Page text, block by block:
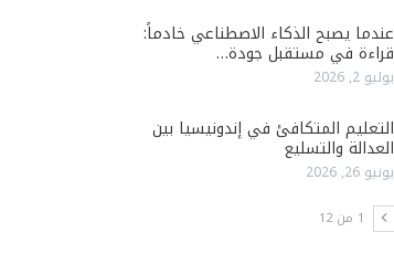
عندما يصبح الذكاء الاصطناعي خادماً:
قراءة في مستقبل جودة…
يوليو 2, 2026
التعليم المتكافئ في إندونيسيا بين
العدالة والتسليع
يونيو 26, 2026
1 من 12